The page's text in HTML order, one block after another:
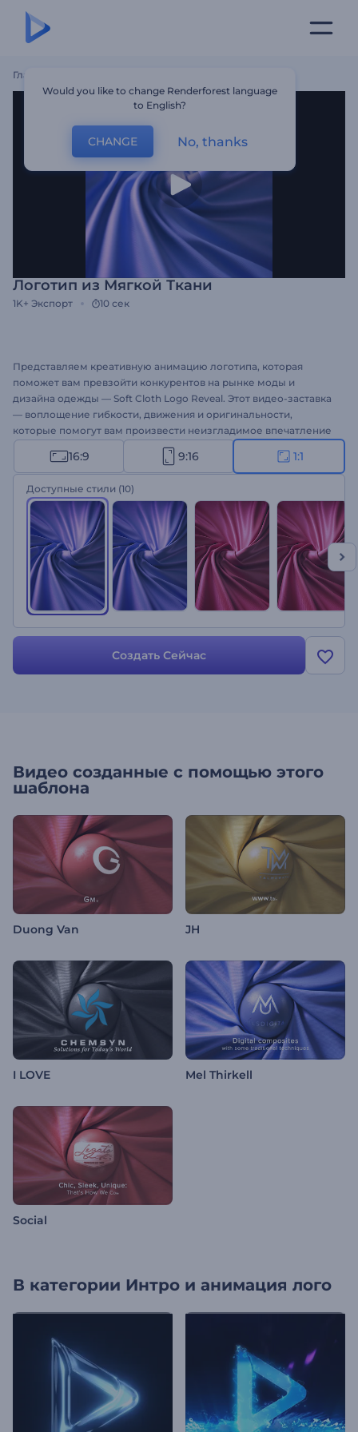
Главная
Логотип из Мягкой Ткани
1K+ Экспорт 10 сек
Представляем креативную анимацию логотипа, которая
поможет вам превзойти конкурентов на рынке моды и
дизайна одежды — Soft Cloth Logo Reveal. Этот видео-заставка
— воплощение гибкости, движения и оригинальности,
которые помогут вам произвести неизгладимое впечатление
на клиентов и легко продавать свои услуги или товары. Пять
цветовых стилей, гладкая ткань, движущаяся эластично, и
земной шар в центре видеошаблона — эта [анимация
логотипа] (https://www.renderforest.com/logo-animation)
гарантированно обеспечит успех вашим проектам. Идеально
подходит для ателье по пошиву одежды, брендов модной
одежды, услуг персонального стилиста и многих других
интересных проектов. Попробуйте прямо сейчас!
16:9 9:16 1:1
Доступные стили (10)
Создать Сейчас
Видео созданные с помощью этого
шаблона
Duong Van JH
I LOVE Mel Thirkell
Social
В категории Интро и анимация лого
Would you like to change Renderforest language
to English?
CHANGE No, thanks